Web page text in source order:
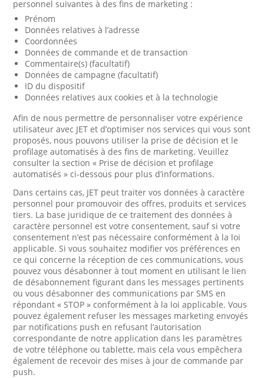
personnel suivantes à des fins de marketing :
Prénom
Données relatives à l’adresse
Coordonnées
Données de commande et de transaction
Commentaire(s) (facultatif)
Données de campagne (facultatif)
ID du dispositif
Données relatives aux cookies et à la technologie
Afin de nous permettre de personnaliser votre expérience
utilisateur avec JET et d’optimiser nos services qui vous sont
proposés, nous pouvons utiliser la prise de décision et le
profilage automatisés à des fins de marketing. Veuillez
consulter la section « Prise de décision et profilage
automatisés » ci-dessous pour plus d’informations.
Dans certains cas, JET peut traiter vos données à caractère
personnel pour promouvoir des offres, produits et services
tiers. La base juridique de ce traitement des données à
caractère personnel est votre consentement, sauf si votre
consentement n’est pas nécessaire conformément à la loi
applicable. Si vous souhaitez modifier vos préférences en
ce qui concerne la réception de ces communications, vous
pouvez vous désabonner à tout moment en utilisant le lien
de désabonnement figurant dans les messages pertinents
ou vous désabonner des communications par SMS en
répondant « STOP » conformément à la loi applicable. Vous
pouvez également refuser les messages marketing envoyés
par notifications push en refusant l’autorisation
correspondante de notre application dans les paramètres
de votre téléphone ou tablette, mais cela vous empêchera
également de recevoir des mises à jour de commande par
push.